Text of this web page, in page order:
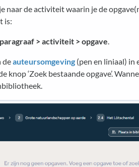
naar de activiteit waarin je de
is:
> activiteit > opgave.
deauteursomgeving (pen en liniaal) in
knop ‘Zoek bestaande opgave’.